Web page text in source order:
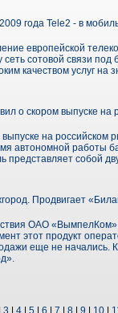
года Tele2 - в
европейской
сеть сотовой связи
качеством услуг
о скором выпуске
на
автономной работы
представляет собой
Продвигает
ОАО
этот продукт
еще не начались.
3 4 5 6 7 8 9 10 11